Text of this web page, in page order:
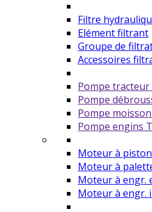
Filtre
Elément filtrant
Groupe de
Accessoires
Pompe tracteur
Pompe
Pompe
Pompe engins
Moteur à
Moteur à
Moteur à engr.
Moteur à engr.